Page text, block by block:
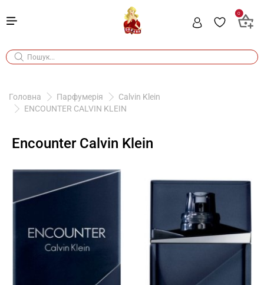
0
Головна Парфумерія
Calvin Klein
ENCOUNTER CALVIN KLEIN
Encounter Calvin Klein